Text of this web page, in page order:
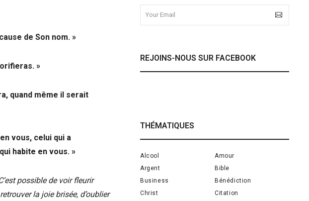
de Son nom. »
»
quand même il serait
vous, celui qui a
habite en vous. »
possible de voir fleurir
la joie brisée, d’oublier
REJOINS-NOUS SUR FACEBOOK
THÉMATIQUES
Alcool
Amour
Argent
Bible
Business
Bénédiction
Christ
Citation